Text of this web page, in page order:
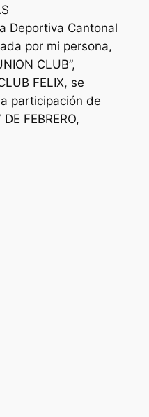
Deportiva Cantonal
por mi persona,
CLUB”,
FELIX, se
participación de
FEBRERO,